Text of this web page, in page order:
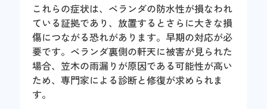
これらの症状は、ベランダの防水性が損なわれ
ている証拠であり、放置するとさらに大きな損
傷につながる恐れがあります。早期の対応が必
要です。ベランダ裏側の軒天に被害が見られた
場合、笠木の雨漏りが原因である可能性が高い
ため、専門家による診断と修復が求められま
す。